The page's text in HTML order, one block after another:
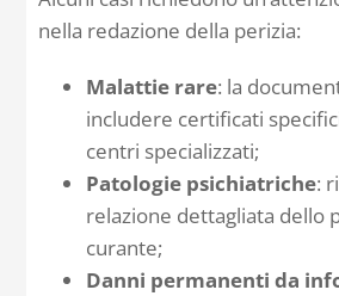
nella redazione della perizia:
Malattie rare: la
includere certificati
centri specializzati;
Patologie psichiatriche:
relazione dettagliata dello
curante;
Danni permanenti da